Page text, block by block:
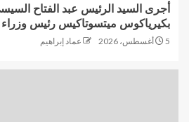
أجرى السيد الرئيس عبد الفتاح
بكيرياكوس ميتسوتاكيس رئيس وزراء
5 أغسطس، 2026 عماد إبراهيم